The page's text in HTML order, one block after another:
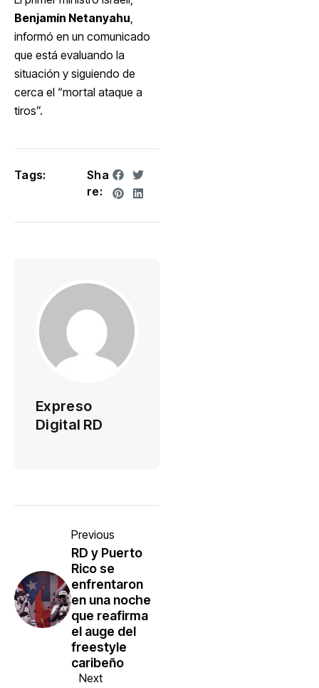
Benjamín Netanyahu,
informó en un comunicado
que está evaluando la
situación y siguiendo de
cerca el “mortal ataque a
tiros”.
Tags:
Sha
re:
Expreso
Digital RD
Previous
RD y Puerto
Rico se
enfrentaron
en una noche
que reafirma
el auge del
freestyle
caribeño
Next